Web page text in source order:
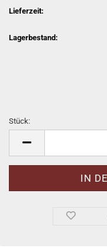
Lieferzeit:
Lagerbestand:
Stück: